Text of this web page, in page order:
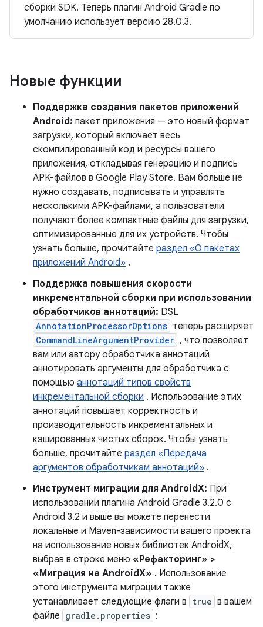
сборки SDK. Теперь плагин Android Gradle по
умолчанию использует версию 28.0.3.
Новые функции
Поддержка создания пакетов приложений
Android: пакет приложения — это новый формат
загрузки, который включает весь
скомпилированный код и ресурсы вашего
приложения, откладывая генерацию и подпись
APK-файлов в Google Play Store. Вам больше не
нужно создавать, подписывать и управлять
несколькими APK-файлами, а пользователи
получают более компактные файлы для загрузки,
оптимизированные для их устройств. Чтобы
узнать больше, прочитайте раздел «О пакетах
приложений Android» .
Поддержка повышения скорости
инкрементальной сборки при использовании
обработчиков аннотаций: DSL
AnnotationProcessorOptions теперь расширяет
CommandLineArgumentProvider , что позволяет
вам или автору обработчика аннотаций
аннотировать аргументы для обработчика с
помощью аннотаций типов свойств
инкрементальной сборки . Использование этих
аннотаций повышает корректность и
производительность инкрементальных и
кэшированных чистых сборок. Чтобы узнать
больше, прочитайте раздел «Передача
аргументов обработчикам аннотаций» .
Инструмент миграции для AndroidX: При
использовании плагина Android Gradle 3.2.0 с
Android 3.2 и выше вы можете перенести
локальные и Maven-зависимости вашего проекта
на использование новых библиотек AndroidX,
выбрав в строке меню «Рефакторинг» >
«Миграция на AndroidX» . Использование
этого инструмента миграции также
устанавливает следующие флаги в true в вашем
файле gradle.properties :